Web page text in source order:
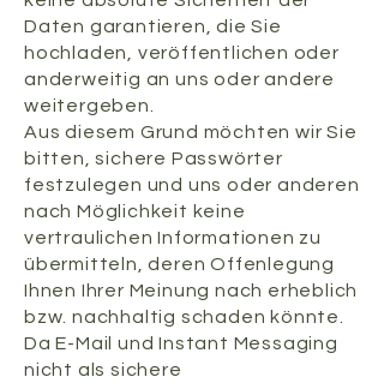
Daten garantieren, die Sie
hochladen, veröffentlichen oder
anderweitig an uns oder andere
weitergeben.
Aus diesem Grund möchten wir Sie
bitten, sichere Passwörter
festzulegen und uns oder anderen
nach Möglichkeit keine
vertraulichen Informationen zu
übermitteln, deren Offenlegung
Ihnen Ihrer Meinung nach erheblich
bzw. nachhaltig schaden könnte.
Da E-Mail und Instant Messaging
nicht als sichere